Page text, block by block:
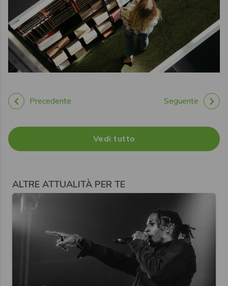
Precedente Seguente
Vedi tutto
ALTRE ATTUALITÀ PER TE